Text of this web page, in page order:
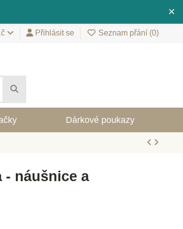
×
Přihlásit se Seznam přání (0)
Dárkové poukazy
- náušnice a